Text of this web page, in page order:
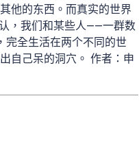
他的东西。而真实的世界
，我们和某些人——一群数
完全生活在两个不同的世
自己呆的洞穴。 作者：申